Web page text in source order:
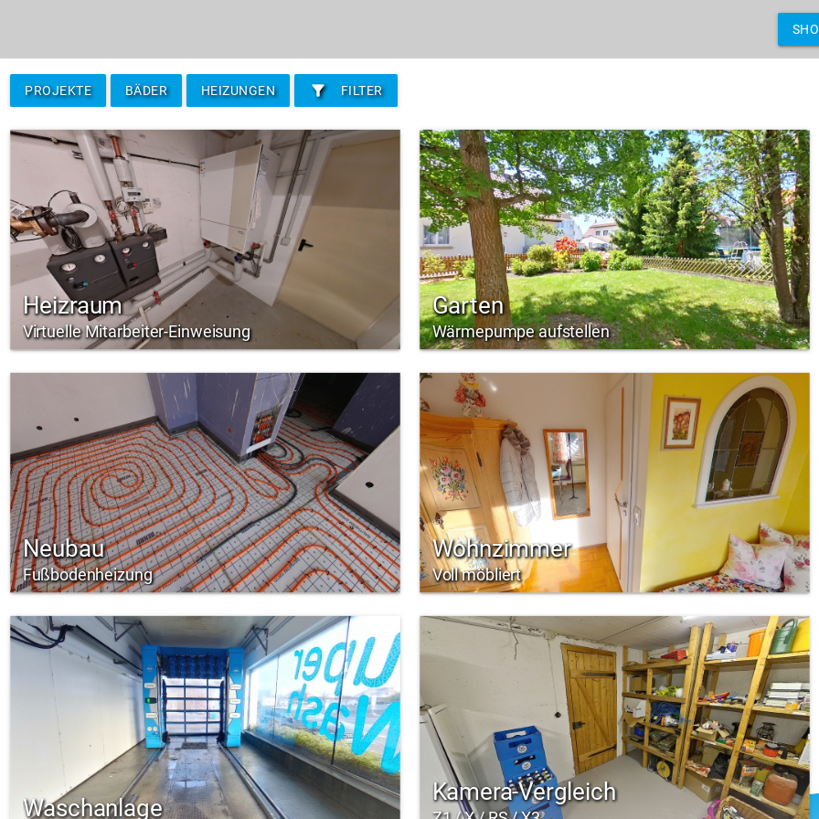
PROJEKTE BÄDER HEIZUNGEN filter_alt FILTER
Heizraum
Virtuelle Mitarbeiter-Einweisung
Garten
Wärmepumpe aufstellen
Neubau
Fußbodenheizung
Wohnzimmer
Voll möbliert
Waschanlage
Kamera-Vergleich